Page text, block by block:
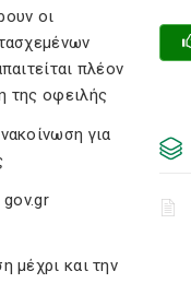
οι
πλέον
της οφειλής
για
gov.gr
μέχρι και την